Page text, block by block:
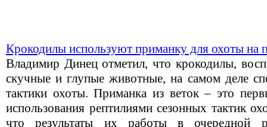
Крокодилы используют приманку для охоты на
Владимир Динец отметил, что крокодилы,
скучные и глупые животные, на самом деле
тактики охоты. Приманка из веток – это
использования рептилиями сезонных тактик
что результаты их работы в очередной